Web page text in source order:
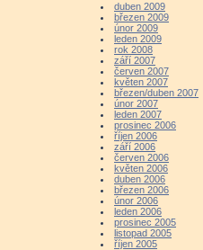
duben 2009
březen 2009
únor 2009
leden 2009
rok 2008
září 2007
červen 2007
květen 2007
březen/duben 2007
únor 2007
leden 2007
prosinec 2006
říjen 2006
září 2006
červen 2006
květen 2006
duben 2006
březen 2006
únor 2006
leden 2006
prosinec 2005
listopad 2005
říjen 2005